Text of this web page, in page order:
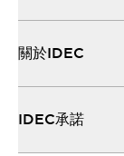
關於IDEC
IDEC承諾